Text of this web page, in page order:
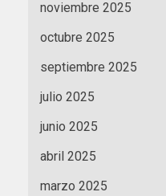
noviembre 2025
octubre 2025
septiembre 2025
julio 2025
junio 2025
abril 2025
marzo 2025